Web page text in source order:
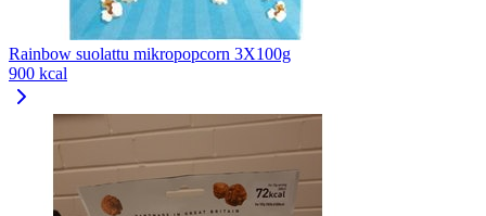
Rainbow suolattu mikropopcorn 3X100g
900 kcal